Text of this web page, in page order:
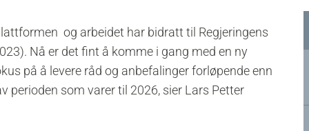
og arbeidet har bidratt til Regjeringens
Nå er det fint å komme i gang med en ny
på å levere råd og anbefalinger forløpende enn
perioden som varer til 2026, sier Lars Petter